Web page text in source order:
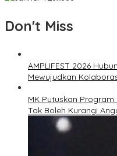
Don't Miss
AMPLIFEST 2026
Mewujudkan
MK Putuskan
Tak Boleh Kurangi